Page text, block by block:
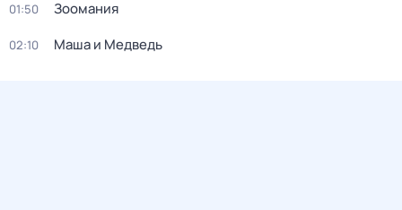
01:50 Зоомания
02:10 Маша и Медведь